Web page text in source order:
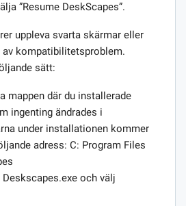
”Resume DeskScapes”.
uppleva svarta skärmar eller
av kompatibilitetsproblem.
sätt:
mappen där du installerade
ingenting ändrades i
under installationen kommer
adress: С: Program Files
och välj